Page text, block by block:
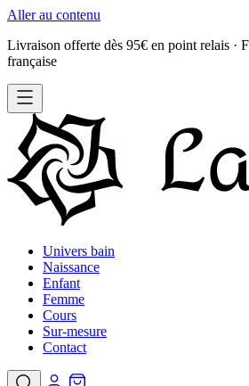
Aller au contenu
Livraison offerte dès 95€ en point relais ·
française
Univers bain
Naissance
Enfant
Femme
Cours
Sur-mesure
Contact